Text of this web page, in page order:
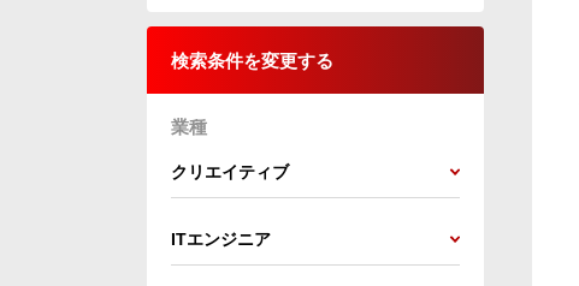
検索条件を変更する
業種
クリエイティブ
ITエンジニア